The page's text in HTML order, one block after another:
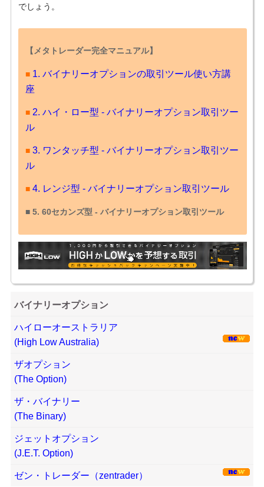
でしょう。
【メタトレーダー完全マニュアル】
■ 1. バイナリーオプションの取引ツール使い方講
座
■ 2. ハイ・ロー型 - バイナリーオプション取引ツー
ル
■ 3. ワンタッチ型 - バイナリーオプション取引ツー
ル
■ 4. レンジ型 - バイナリーオプション取引ツール
■ 5. 60セカンズ型 - バイナリーオプション取引ツール
バイナリーオプション
ハイローオーストラリア
(High Low Australia)
ザオプション
(The Option)
ザ・バイナリー
(The Binary)
ジェットオプション
(J.E.T. Option)
ゼン・トレーダー（zentrader）